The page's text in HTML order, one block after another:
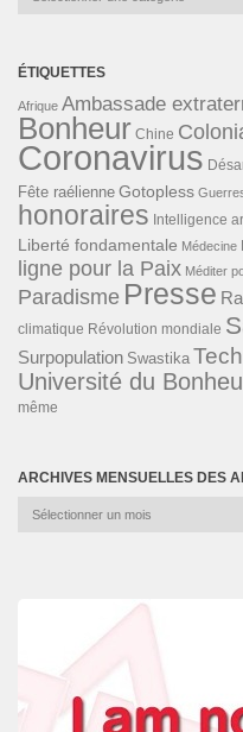
ÉTIQUETTES
Afrique Ambassade
Bonheur Chine
Coronavirus
Fête raélienne Gotopless
honoraires Intelligence
Liberté fondamentale Médecine
ligne pour la Paix Méditer
Paradisme Presse
climatique Révolution mondiale
Surpopulation Swastika
Université du
même
ARCHIVES MENSUELLES DES
Archives